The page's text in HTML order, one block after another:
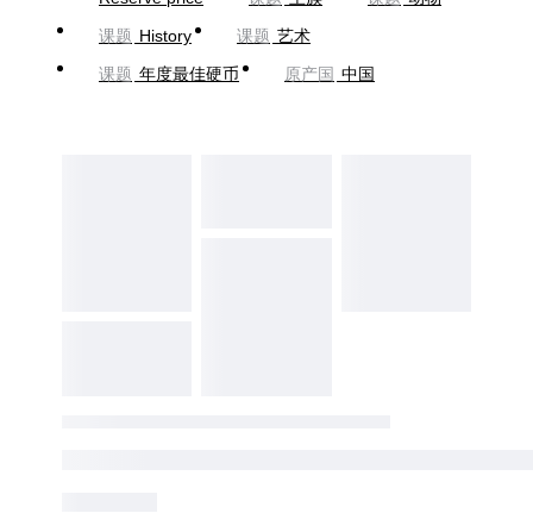
课题 History 课题 艺术
课题 年度最佳硬币 原产国 中国